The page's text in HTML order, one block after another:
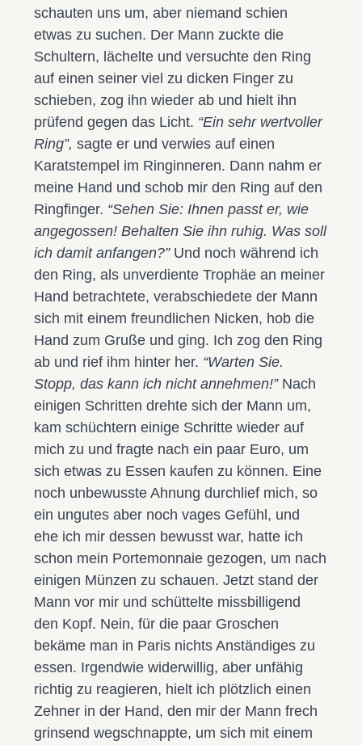
schauten uns um, aber niemand schien
etwas zu suchen. Der Mann zuckte die
Schultern, lächelte und versuchte den Ring
auf einen seiner viel zu dicken Finger zu
schieben, zog ihn wieder ab und hielt ihn
prüfend gegen das Licht. “Ein sehr wertvoller
Ring”, sagte er und verwies auf einen
Karatstempel im Ringinneren. Dann nahm er
meine Hand und schob mir den Ring auf den
Ringfinger. “Sehen Sie: Ihnen passt er, wie
angegossen! Behalten Sie ihn ruhig. Was soll
ich damit anfangen?” Und noch während ich
den Ring, als unverdiente Trophäe an meiner
Hand betrachtete, verabschiedete der Mann
sich mit einem freundlichen Nicken, hob die
Hand zum Gruße und ging. Ich zog den Ring
ab und rief ihm hinter her. “Warten Sie.
Stopp, das kann ich nicht annehmen!” Nach
einigen Schritten drehte sich der Mann um,
kam schüchtern einige Schritte wieder auf
mich zu und fragte nach ein paar Euro, um
sich etwas zu Essen kaufen zu können. Eine
noch unbewusste Ahnung durchlief mich, so
ein ungutes aber noch vages Gefühl, und
ehe ich mir dessen bewusst war, hatte ich
schon mein Portemonnaie gezogen, um nach
einigen Münzen zu schauen. Jetzt stand der
Mann vor mir und schüttelte missbilligend
den Kopf. Nein, für die paar Groschen
bekäme man in Paris nichts Anständiges zu
essen. Irgendwie widerwillig, aber unfähig
richtig zu reagieren, hielt ich plötzlich einen
Zehner in der Hand, den mir der Mann frech
grinsend wegschnappte, um sich mit einem